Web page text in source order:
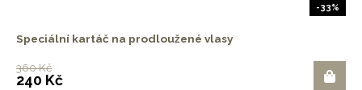
-33%
Speciální kartáč na prodloužené vlasy
360 Kč
240 Kč